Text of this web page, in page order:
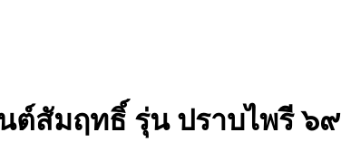
ต์สัมฤทธิ์ รุ่น ปราบไพรี ๖๙